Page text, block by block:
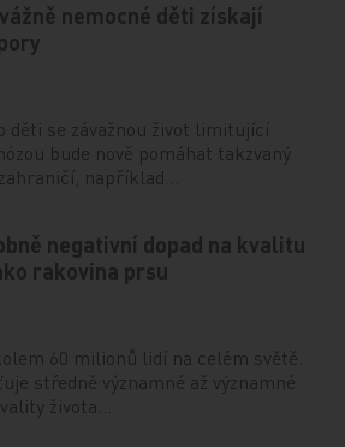
nemocné děti získají
děti se závažnou život limitující
bude nově pomáhat takzvaný
například…
negativní dopad na kvalitu
rakovina prsu
60 milionů lidí na celém světě.
středně významné až významné
života…